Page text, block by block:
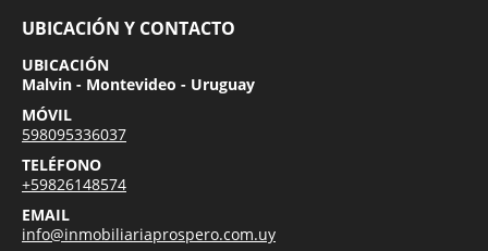
UBICACIÓN Y CONTACTO
UBICACIÓN
Malvin - Montevideo - Uruguay
MÓVIL
598095336037
TELÉFONO
+59826148574
EMAIL
info@inmobiliariaprospero.com.uy